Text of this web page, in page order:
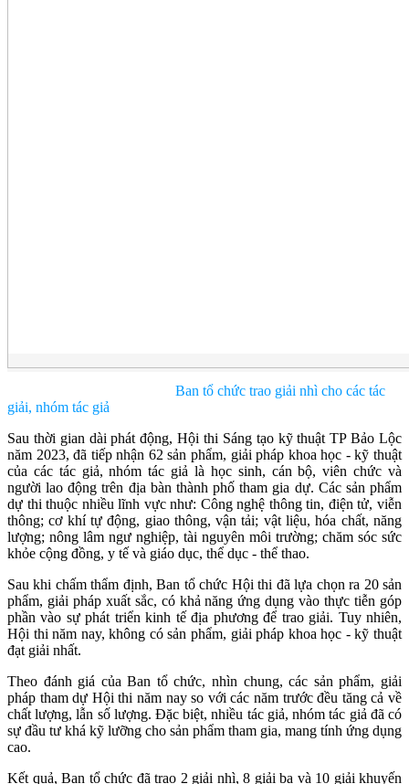
Ban tổ chức trao giải nhì cho các tác
giải, nhóm tác giả
Sau thời gian dài phát động, Hội thi Sáng tạo kỹ thuật TP Bảo Lộc
năm 2023, đã tiếp nhận 62 sản phẩm, giải pháp khoa học - kỹ thuật
của các tác giả, nhóm tác giả là học sinh, cán bộ, viên chức và
người lao động trên địa bàn thành phố tham gia dự. Các sản phẩm
dự thi thuộc nhiều lĩnh vực như: Công nghệ thông tin, điện tử, viễn
thông; cơ khí tự động, giao thông, vận tải; vật liệu, hóa chất, năng
lượng; nông lâm ngư nghiệp, tài nguyên môi trường; chăm sóc sức
khỏe cộng đồng, y tế và giáo dục, thể dục - thể thao.
Sau khi chấm thẩm định, Ban tổ chức Hội thi đã lựa chọn ra 20 sản
phẩm, giải pháp xuất sắc, có khả năng ứng dụng vào thực tiễn góp
phần vào sự phát triển kinh tế địa phương để trao giải. Tuy nhiên,
Hội thi năm nay, không có sản phẩm, giải pháp khoa học - kỹ thuật
đạt giải nhất.
Theo đánh giá của Ban tổ chức, nhìn chung, các sản phẩm, giải
pháp tham dự Hội thi năm nay so với các năm trước đều tăng cả về
chất lượng, lẫn số lượng. Đặc biệt, nhiều tác giả, nhóm tác giả đã có
sự đầu tư khá kỹ lưỡng cho sản phẩm tham gia, mang tính ứng dụng
cao.
Kết quả, Ban tổ chức đã trao 2 giải nhì, 8 giải ba và 10 giải khuyến